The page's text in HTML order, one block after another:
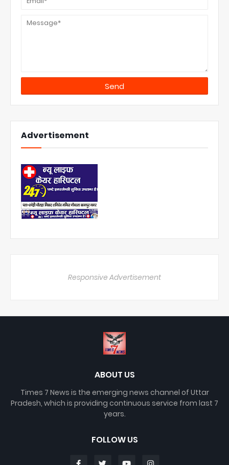
Advertisement
Responsive Advertisement
ABOUT US
Times 7 News is the emerging news channel of Uttar
Pradesh, which is providing continuous service from last 7
years.
FOLLOW US